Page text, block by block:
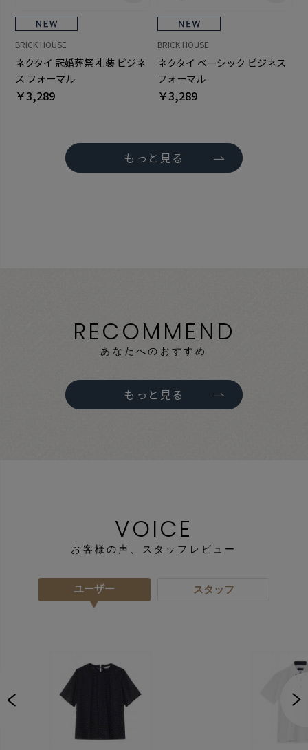
BRICK HOUSE
ネクタイ 冠婚葬祭 礼装 ビジネ
ス フォーマル
￥3,289
BRICK HOUSE
ネクタイ ベーシック ビジネス
フォーマル
￥3,289
もっと見る
RECOMMEND
あなたへのおすすめ
もっと見る
VOICE
お客様の声、スタッフレビュー
ユーザー スタッフ